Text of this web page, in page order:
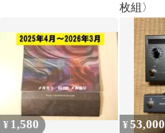
枚組〉
¥ 1,580 ¥53,000